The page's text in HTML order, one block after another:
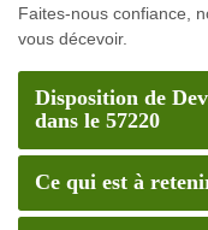
Faites-nous confiance,
vous décevoir.
Disposition de
dans le 57220
Ce qui est à